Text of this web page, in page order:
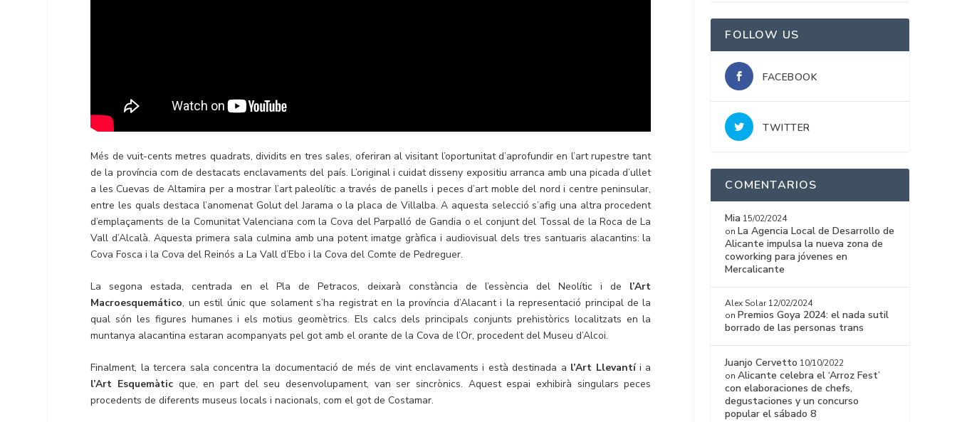
Més de vuit-cents metres quadrats, dividits en tres sales, oferiran al visitant l’oportunitat d’aprofundir en l’art rupestre tant
de la província com de destacats enclavaments del país. L’original i cuidat disseny expositiu arranca amb una picada d’ullet
a les Cuevas de Altamira per a mostrar l’art paleolític a través de panells i peces d’art moble del nord i centre peninsular,
entre les quals destaca l’anomenat Golut del Jarama o la placa de Villalba. A aquesta selecció s’afig una altra procedent
d’emplaçaments de la Comunitat Valenciana com la Cova del Parpalló de Gandia o el conjunt del Tossal de la Roca de La
Vall d’Alcalà. Aquesta primera sala culmina amb una potent imatge gràfica i audiovisual dels tres santuaris alacantins: la
Cova Fosca i la Cova del Reinós a La Vall d’Ebo i la Cova del Comte de Pedreguer.
La segona estada, centrada en el Pla de Petracos, deixarà constància de l’essència del Neolític i de l’Art
Macroesquemático, un estil únic que solament s’ha registrat en la província d’Alacant i la representació principal de la
qual són les figures humanes i els motius geomètrics. Els calcs dels principals conjunts prehistòrics localitzats en la
muntanya alacantina estaran acompanyats pel got amb el orante de la Cova de l’Or, procedent del Museu d’Alcoi.
Finalment, la tercera sala concentra la documentació de més de vint enclavaments i està destinada a l’Art Llevantíi a
l’Art Esquemàticque, en part del seu desenvolupament, van ser sincrònics. Aquest espai exhibirà singulars peces
procedents de diferents museus locals i nacionals, com el got de Costamar.
FOLLOW US
FACEBOOK
TWITTER
COMENTARIOS
Mia 15/02/2024
on La Agencia Local de Desarrollo de
Alicante impulsa la nueva zona de
coworking para jóvenes en
Mercalicante
Alex Solar 12/02/2024
on Premios Goya 2024: el nada sutil
borrado de las personas trans
Juanjo Cervetto 10/10/2022
onAlicante celebra el ‘Arroz Fest’
con elaboraciones de chefs,
degustaciones y un concurso
popular el sábado 8